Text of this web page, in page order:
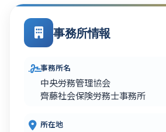
事務所情報
事務所名
中央労務管理協会
齊藤社会保険労務士事務所
所在地